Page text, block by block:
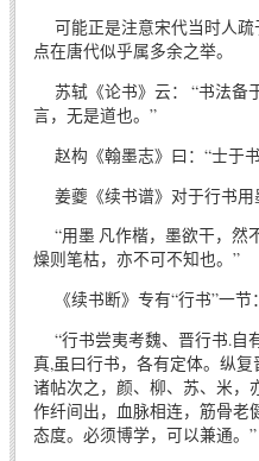
可能正是注意宋代当时人疏
点在唐代似乎属多余之举。
苏轼《论书》云： “书法备
言，无是道也。”
赵构《翰墨志》曰：“士于
姜夔《续书谱》对于行书用
“用墨 凡作楷，墨欲干，然
燥则笔枯，亦不可不知也。”
《续书断》专有“行书”一节：
“行书尝夷考魏、晋行书.自
真,虽曰行书，各有定体。纵
诸帖次之，颜、柳、苏、米，
作纤间出，血脉相连，筋骨老
态度。必须博学，可以兼通。”